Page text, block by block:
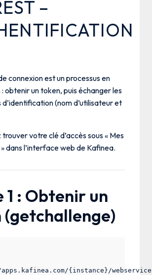
–
connexion est un processus en
obtenir un token, puis échanger les
(nom d’utilisateur et
votre clé d’accès sous « Mes
dans l’interface web de Kafinea.
1 : Obtenir un
(getchallenge)
{instance}/